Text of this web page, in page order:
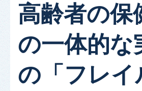
高齢者の保
の一体的な
の「フレイ